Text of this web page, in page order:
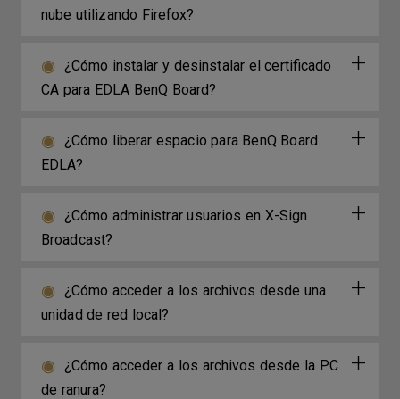
nube utilizando Firefox?
¿Cómo instalar y desinstalar el certificado
CA para EDLA BenQ Board?
¿Cómo liberar espacio para BenQ Board
EDLA?
¿Cómo administrar usuarios en X-Sign
Broadcast?
¿Cómo acceder a los archivos desde una
unidad de red local?
¿Cómo acceder a los archivos desde la PC
de ranura?